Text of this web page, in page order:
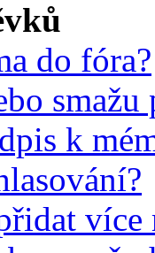
do fóra?
smažu
k